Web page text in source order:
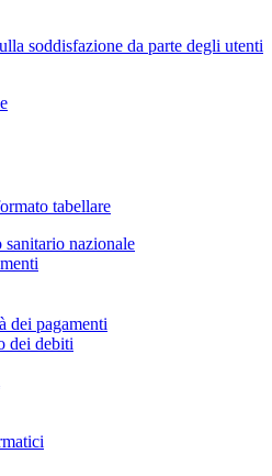
soddisfazione da parte degli utenti
tabellare
nazionale
dei pagamenti
dei debiti